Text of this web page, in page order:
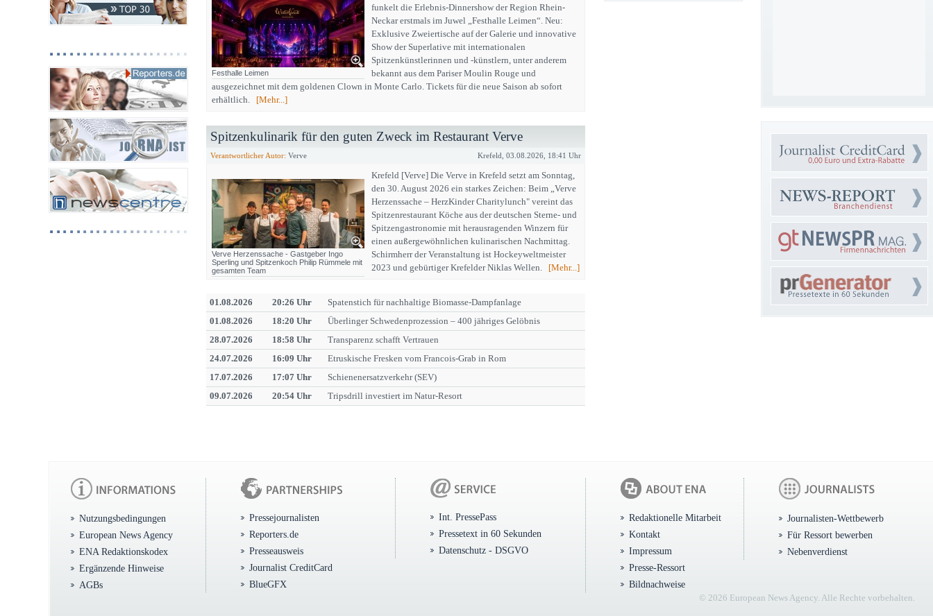
Festhalle Leimen
funkelt die Erlebnis-Dinnershow der Region Rhein-
Neckar erstmals im Juwel „Festhalle Leimen“. Neu:
Exklusive Zweiertische auf der Galerie und innovative
Show der Superlative mit internationalen
Spitzenkünstlerinnen und -künstlern, unter anderem
bekannt aus dem Pariser Moulin Rouge und
ausgezeichnet mit dem goldenen Clown in Monte Carlo. Tickets für die neue Saison ab sofort
erhältlich. [Mehr...]
Spitzenkulinarik für den guten Zweck im Restaurant Verve
Verantwortlicher Autor: Verve Krefeld, 03.08.2026, 18:41 Uhr
Verve Herzenssache - Gastgeber Ingo
Sperling und Spitzenkoch Philip Rümmele mit
gesamten Team
Krefeld [Verve] Die Verve in Krefeld setzt am Sonntag,
den 30. August 2026 ein starkes Zeichen: Beim „Verve
Herzenssache – HerzKinder Charitylunch" vereint das
Spitzenrestaurant Köche aus der deutschen Sterne- und
Spitzengastronomie mit herausragenden Winzern für
einen außergewöhnlichen kulinarischen Nachmittag.
Schirmherr der Veranstaltung ist Hockeyweltmeister
2023 und gebürtiger Krefelder Niklas Wellen. [Mehr...]
01.08.2026 20:26 Uhr
Spatenstich für nachhaltige Biomasse-Dampfanlage
01.08.2026
18:20 Uhr
Überlinger Schwedenprozession – 400 jähriges Gelöbnis
28.07.2026
18:58 Uhr
Transparenz schafft Vertrauen
24.07.2026
16:09 Uhr
Etruskische Fresken vom Francois-Grab in Rom
17.07.2026
17:07 Uhr
Schienenersatzverkehr (SEV)
09.07.2026
20:54 Uhr Tripsdrill investiert im Natur-Resort
Nutzungsbedingungen
European News Agency
ENA Redaktionskodex
Ergänzende Hinweise
AGBs
Pressejournalisten
Reporters.de
Presseausweis
Journalist CreditCard
BlueGFX
Int. PressePass
Pressetext in 60 Sekunden
Datenschutz - DSGVO
Redaktionelle Mitarbeit
Kontakt
Impressum
Presse-Ressort
Bildnachweise
Journalisten-Wettbewerb
Für Ressort bewerben
Nebenverdienst
© 2026 European News Agency. Alle Rechte vorbehalten.